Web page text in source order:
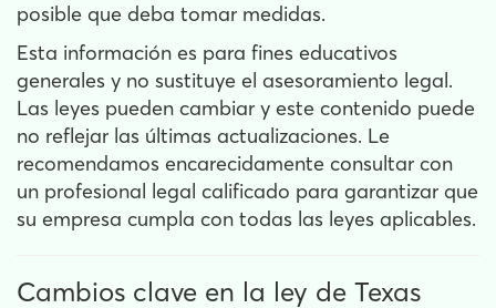
posible que deba tomar medidas.
Esta información es para fines educativos
generales y no sustituye el asesoramiento legal.
Las leyes pueden cambiar y este contenido puede
no reflejar las últimas actualizaciones. Le
recomendamos encarecidamente consultar con
un profesional legal calificado para garantizar que
su empresa cumpla con todas las leyes aplicables.
Cambios clave en la ley de Texas